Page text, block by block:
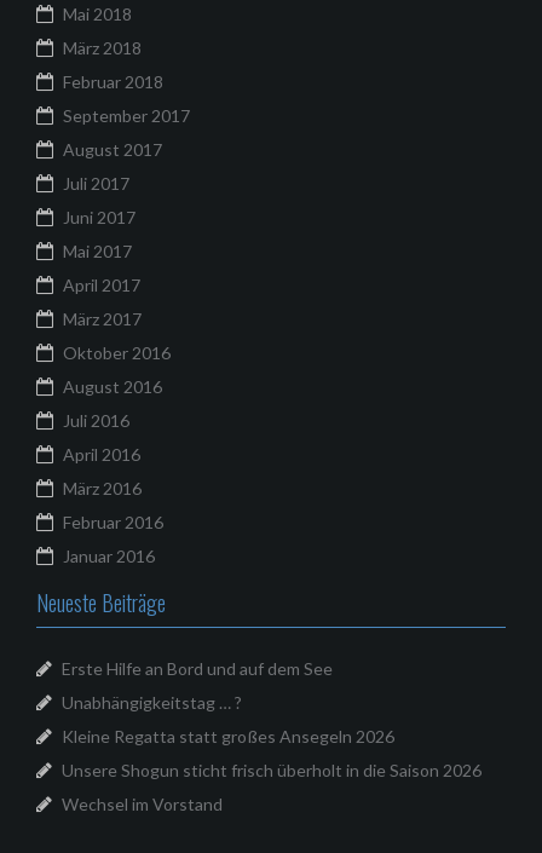
Mai 2018
März 2018
Februar 2018
September 2017
August 2017
Juli 2017
Juni 2017
Mai 2017
April 2017
März 2017
Oktober 2016
August 2016
Juli 2016
April 2016
März 2016
Februar 2016
Januar 2016
Neueste Beiträge
Erste Hilfe an Bord und auf dem See
Unabhängigkeitstag … ?
Kleine Regatta statt großes Ansegeln 2026
Unsere Shogun sticht frisch überholt in die Saison 2026
Wechsel im Vorstand